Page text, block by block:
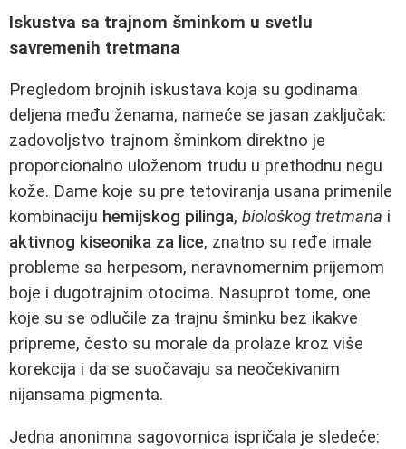
Iskustva sa trajnom šminkom u svetlu
savremenih tretmana
Pregledom brojnih iskustava koja su godinama
deljena među ženama, nameće se jasan zaključak:
zadovoljstvo trajnom šminkom direktno je
proporcionalno uloženom trudu u prethodnu negu
kože. Dame koje su pre tetoviranja usana primenile
kombinaciju hemijskog pilinga, biološkog tretmana i
aktivnog kiseonika za lice, znatno su ređe imale
probleme sa herpesom, neravnomernim prijemom
boje i dugotrajnim otocima. Nasuprot tome, one
koje su se odlučile za trajnu šminku bez ikakve
pripreme, često su morale da prolaze kroz više
korekcija i da se suočavaju sa neočekivanim
nijansama pigmenta.
Jedna anonimna sagovornica ispričala je sledeće: